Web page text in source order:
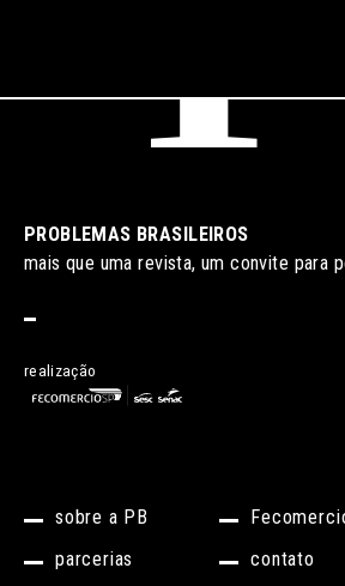
sobre a PB
parcerias
contato
PROBLEMAS BRASILEIROS
mais que uma revista, um convite para
realização